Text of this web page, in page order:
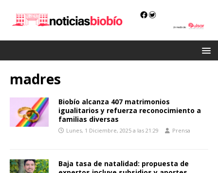
madres
Biobío alcanza 407 matrimonios
igualitarios y refuerza reconocimiento a
familias diversas
Lunes, 1 Diciembre, 2025 a las 21:29 Prensa
Baja tasa de natalidad: propuesta de